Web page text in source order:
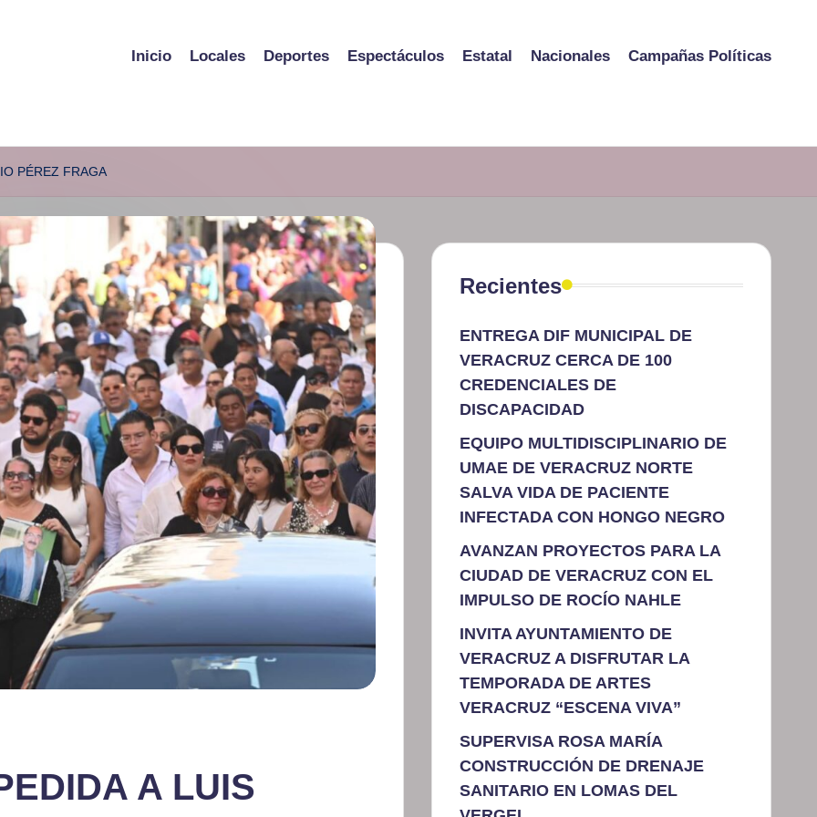
Inicio Locales Deportes Espectáculos Estatal Nacionales Campañas Políticas
PÉREZ FRAGA
A LUIS
Recientes
ENTREGA DIF MUNICIPAL DE
VERACRUZ CERCA DE 100
CREDENCIALES DE
DISCAPACIDAD
EQUIPO MULTIDISCIPLINARIO DE
UMAE DE VERACRUZ NORTE
SALVA VIDA DE PACIENTE
INFECTADA CON HONGO NEGRO
AVANZAN PROYECTOS PARA LA
CIUDAD DE VERACRUZ CON EL
IMPULSO DE ROCÍO NAHLE
INVITA AYUNTAMIENTO DE
VERACRUZ A DISFRUTAR LA
TEMPORADA DE ARTES
VERACRUZ “ESCENA VIVA”
SUPERVISA ROSA MARÍA
CONSTRUCCIÓN DE DRENAJE
SANITARIO EN LOMAS DEL